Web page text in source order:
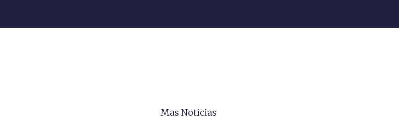
Mas Noticias